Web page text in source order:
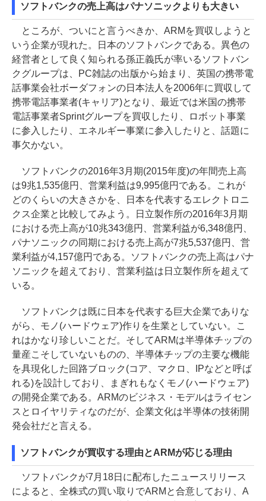
ソフトバンクの売上高はパナソニックよりも大きい
ところが、ついにと言うべきか、ARMを買収しようと
いう企業が現れた。日本のソフトバンクである。異色の
経営者として良く知られる孫正義氏が率いるソフトバン
クグループは、PC雑誌の出版から始まり、英国の携帯電
話事業会社ボーダフォンの日本法人を2006年に買収して
携帯電話事業者(キャリア)となり、最近では米国の携帯
電話事業者Sprintグループを買収したり、ロボット事業
に参入したり、エネルギー事業に参入したりと、話題に
事欠かない。
ソフトバンクの2016年3月期(2015年度)の年間売上高
は9兆1,535億円、営業利益は9,995億円である。これが
どのくらいの大きさかを、日本を代表するエレクトロニ
クス企業と比較してみよう。日立製作所の2016年3月期
における売上高が10兆343億円、営業利益が6,348億円、
パナソニックの同期における売上高が7兆5,537億円、営
業利益が4,157億円である。ソフトバンクの売上高はパナ
ソニックを超えており、営業利益は日立製作所を超えて
いる。
ソフトバンクは既に日本を代表する巨大企業でありな
がら、モノ(ハードウェア)作りを生業としていない。こ
れはかなり珍しいことだ。そしてARMは半導体チップの
量産こそしていないものの、半導体チップの主要な機能
を具現化した回路ブロック(コア、マクロ、IPなどと呼ば
れる)を設計しており、まぎれもなくモノ(ハードウェア)
の開発企業である。ARMのビジネス・モデルはライセン
スとロイヤリティなのだが、企業文化は半導体の技術開
発会社だと言える。
ソフトバンクが買収する理由とARMが応じる理由
ソフトバンクが7月18日に配布したニュースリリース
によると、全株式の買い取りでARMと合意しており、A